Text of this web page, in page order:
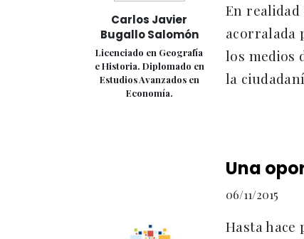
Carlos Javier
Bugallo Salomón
Licenciado en Geografía
e Historia. Diplomado en
Estudios Avanzados en
Economía.
En realidad
acorralada
los medios
la
Una
06/11/2015
Hasta